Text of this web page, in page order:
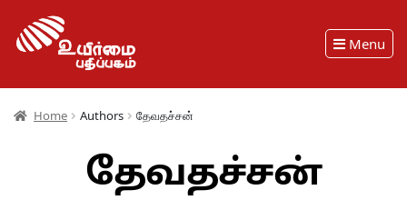
Menu
Home Authors தேவதச்சன்
தேவதச்சன்